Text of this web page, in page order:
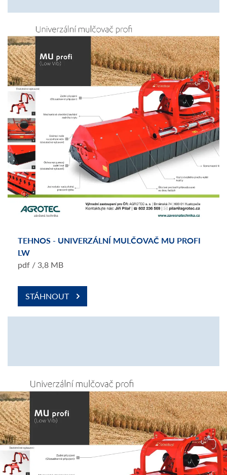
TEHNOS - UNIVERZÁLNÍ MULČOVAČ MU PROFI
LW
pdf / 3,8 MB
STÁHNOUT